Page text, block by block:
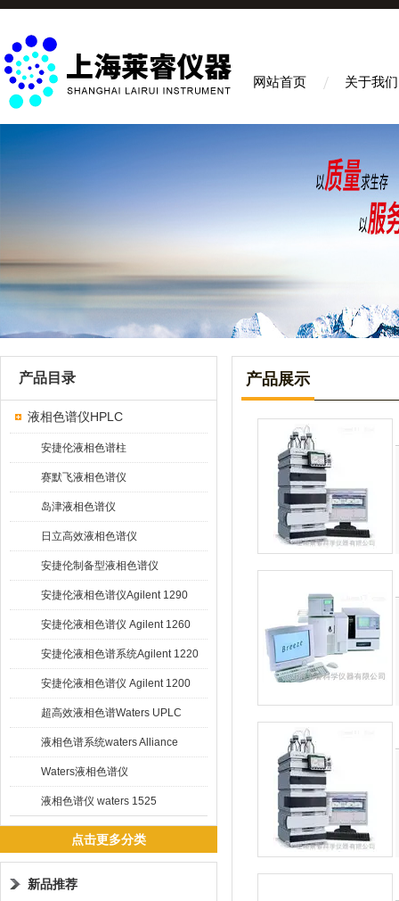
网站首页 关于我们
产品目录
液相色谱仪HPLC
安捷伦液相色谱柱
赛默飞液相色谱仪
岛津液相色谱仪
日立高效液相色谱仪
安捷伦制备型液相色谱仪
安捷伦液相色谱仪Agilent 1290
Infinity
安捷伦液相色谱仪 Agilent 1260
Infinity
安捷伦液相色谱系统Agilent 1220
Infinity
安捷伦液相色谱仪 Agilent 1200
超高效液相色谱Waters UPLC
液相色谱系统waters Alliance
HPLC
Waters液相色谱仪
液相色谱仪 waters 1525
点击更多分类
新品推荐
产品展示